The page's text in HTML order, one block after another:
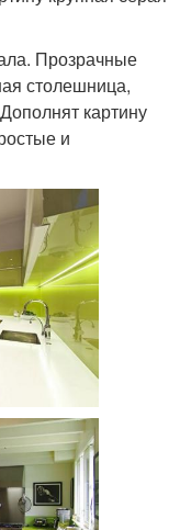
Прозрачные
столешница,
картину
и